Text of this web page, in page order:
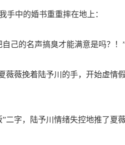
中的婚书重重摔在地上：
己的名声搞臭才能满意是吗？！
薇挽着陆予川的手，开始虚情
字，陆予川情绪失控地推了夏